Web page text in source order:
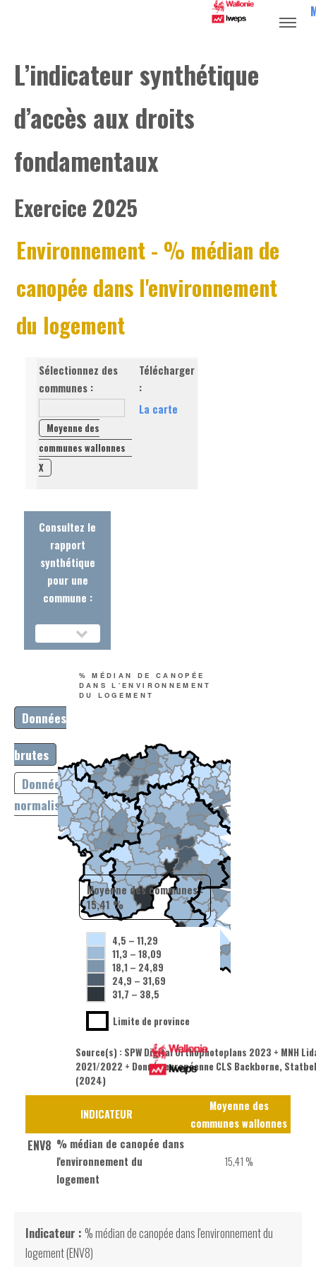
L’indicateur synthétique
d’accès aux droits
fondamentaux
Exercice 2025
Environnement - % médian de
canopée dans l'environnement
du logement
Sélectionnez des
communes :
Moyenne des
communes wallonnes
X
Télécharger
:
La carte
Consultez le
rapport
synthétique
pour une
commune :
Données
brutes
Données
normalisées
% MÉDIAN DE CANOPÉE
DANS L'ENVIRONNEMENT
DU LOGEMENT
Moyenne des communes :
15,41 %
4,5 – 11,29
11,3 – 18,09
18,1 – 24,89
24,9 – 31,69
31,7 – 38,5
Limite de province
Source(s) : SPW Digital Orthophotoplans 2023 + MNH
2021/2022 + Donnée européenne CLS Backborne,
(2024)
INDICATEUR
Moyenne des
communes wallonnes
ENV8 % médian de canopée dans
l'environnement du
logement
15,41 %
Indicateur : % médian de canopée dans l'environnement du
logement (ENV8)